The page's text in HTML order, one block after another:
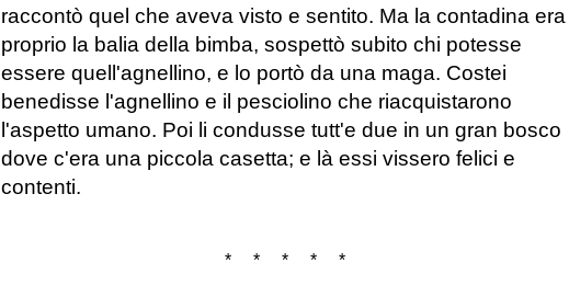
raccontò quel che aveva visto e sentito. Ma la contadina era
proprio la balia della bimba, sospettò subito chi potesse
essere quell'agnellino, e lo portò da una maga. Costei
benedisse l'agnellino e il pesciolino che riacquistarono
l'aspetto umano. Poi li condusse tutt'e due in un gran bosco
dove c'era una piccola casetta; e là essi vissero felici e
contenti.
* * * * *